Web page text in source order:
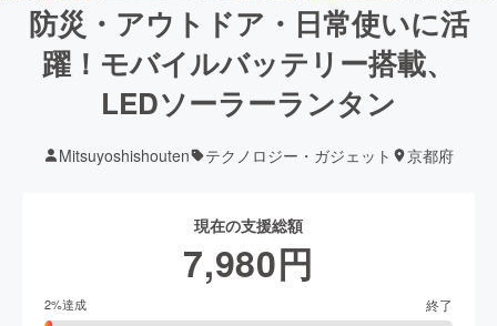
防災・アウトドア・日常使いに活
躍！モバイルバッテリー搭載、
LEDソーラーランタン
Mitsuyoshishouten テクノロジー・ガジェット 京都府
現在の支援総額
7,980円
2%達成 終了